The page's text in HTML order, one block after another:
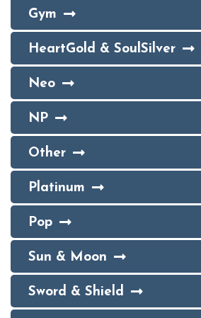
Gym
HeartGold & SoulSilver
Neo
NP
Other
Platinum
Pop
Sun & Moon
Sword & Shield